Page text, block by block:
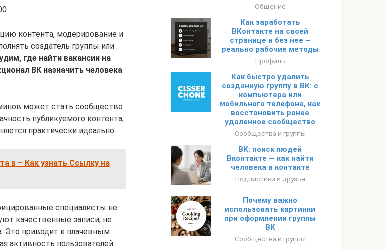
контента, модерирование и
создатель группы или
где найти вакансии на
ВК назначить человека
может стать сообщество
публикуемого контента,
практически идеально.
в – Как узнать Ссылку на
специалисты не
качественные записи, не
Это приводит к плачевным
активность пользователей.
Общение
Как заработать
ВКонтакте на своей
странице и без нее –
реально рабочие методы
Профиль
Как быстро удалить
созданную группу в ВК: с
компьютера или
мобильного телефона, как
восстановить ранее
удаленное сообщество
Сообщества и группы
ВК: поиск людей
Вконтакте — как найти
человека в контакте
Подписчики и друзья
Почему важно
использовать картинки
при оформлении группы
ВК
Сообщества и группы